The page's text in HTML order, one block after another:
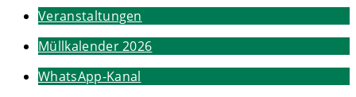
Veranstaltungen
Müllkalender 2026
WhatsApp-Kanal